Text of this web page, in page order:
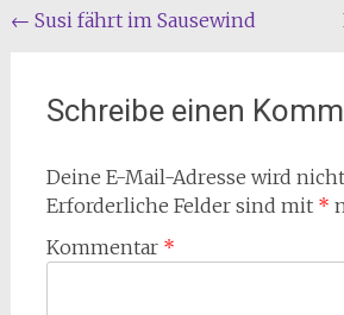
Beitragsnavigation
← Susi fährt im Sausewind
Schreibe einen
Deine E-Mail-Adresse wird
Erforderliche Felder sind mit *
Kommentar *